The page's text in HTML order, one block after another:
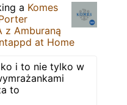
a Komes
z Amburaną
at Home
i to nie tylko w
to